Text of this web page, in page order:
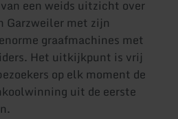
een weids uitzicht over
Garzweiler met zijn
graafmachines met
Het uitkijkpunt is vrij
op elk moment de
uit de eerste